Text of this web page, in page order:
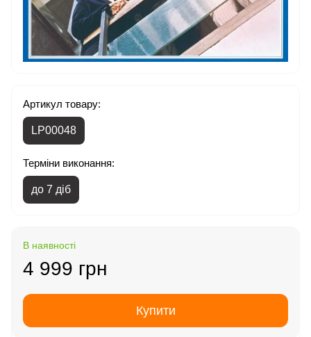
Артикул товару:
LP00048
Терміни виконання:
до 7 діб
В наявності
4 999 грн
Купити